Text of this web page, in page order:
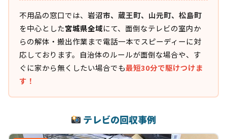
不用品の窓口では、 岩沼市、蔵王町、山元町、松島町
を中心とした宮城県全域にて、面倒なテレビの室内か
らの解体・搬出作業まで電話一本でスピーディーに対
応しております。自治体のルールが面倒な場合や、す
ぐに家から無くしたい場合でも最短30分で駆けつけま
す！
テレビの回収事例